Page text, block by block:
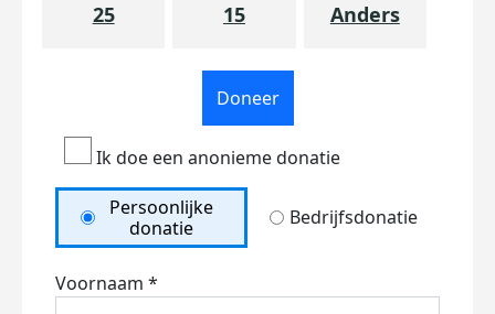
25 15 Anders
Doneer
Ik doe een anonieme donatie
Persoonlijke
donatie
Bedrijfsdonatie
Voornaam *